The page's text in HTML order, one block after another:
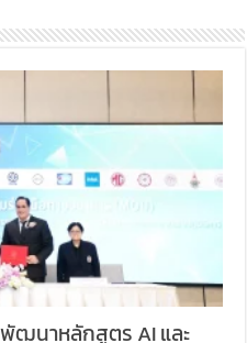
พัฒนาหลักสูตร AI และ